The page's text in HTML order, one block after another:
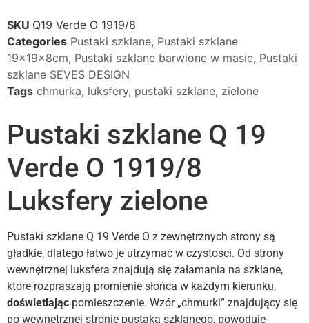
SKU Q19 Verde O 1919/8
Categories Pustaki szklane, Pustaki szklane
19x19x8cm, Pustaki szklane barwione w masie, Pustaki
szklane SEVES DESIGN
Tags chmurka, luksfery, pustaki szklane, zielone
Pustaki szklane Q 19
Verde O 1919/8
Luksfery zielone
Pustaki szklane Q 19 Verde O z zewnętrznych strony są
gładkie, dlatego łatwo je utrzymać w czystości. Od strony
wewnętrznej luksfera znajdują się załamania na szklane,
które rozpraszają promienie słońca w każdym kierunku,
doświetlając pomieszczenie. Wzór „chmurki” znajdujący się
po wewnętrznej stronie pustaka szklanego, powoduje